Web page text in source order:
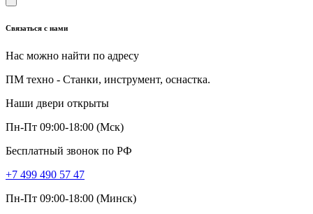
Связаться с нами
Нас можно найти по адресу
ПМ техно - Станки, инструмент, оснастка.
Наши двери открыты
Пн-Пт 09:00-18:00 (Мск)
Бесплатный звонок по РФ
+7 499 490 57 47
Пн-Пт 09:00-18:00 (Минск)